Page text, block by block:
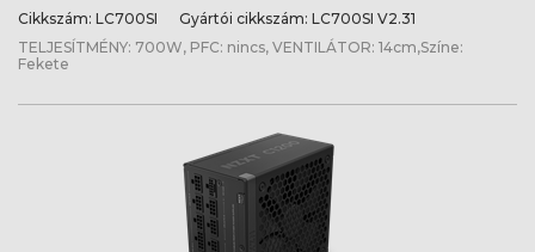
Cikkszám: LC700SI Gyártói cikkszám: LC700SI V2.31
TELJESÍTMÉNY: 700W, PFC: nincs, VENTILÁTOR: 14cm,Színe:
Fekete